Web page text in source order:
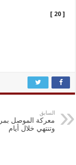
[ 20 ]
السابق
معركة الموصل
وتنتهي خلال أيام